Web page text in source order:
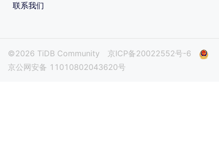
联系我们
©2026 TiDB Community
京ICP备20022552号-6
京公网安备 11010802043620号